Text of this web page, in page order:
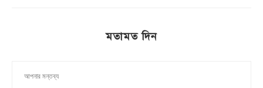
মতামত দিন